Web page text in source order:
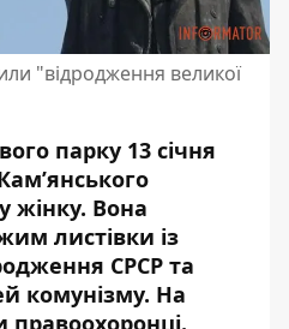
"відродження великої
парку 13 січня
жінку. Вона
листівки із
СРСР та
комунізму. На
правоохоронці.